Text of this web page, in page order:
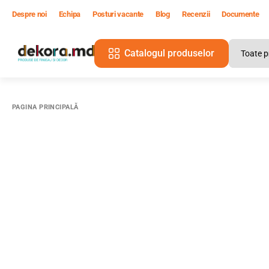
Despre noi Echipa Posturi vacante Blog Recenzii Documente
Catalogul produselor
PAGINA PRINCIPALĂ